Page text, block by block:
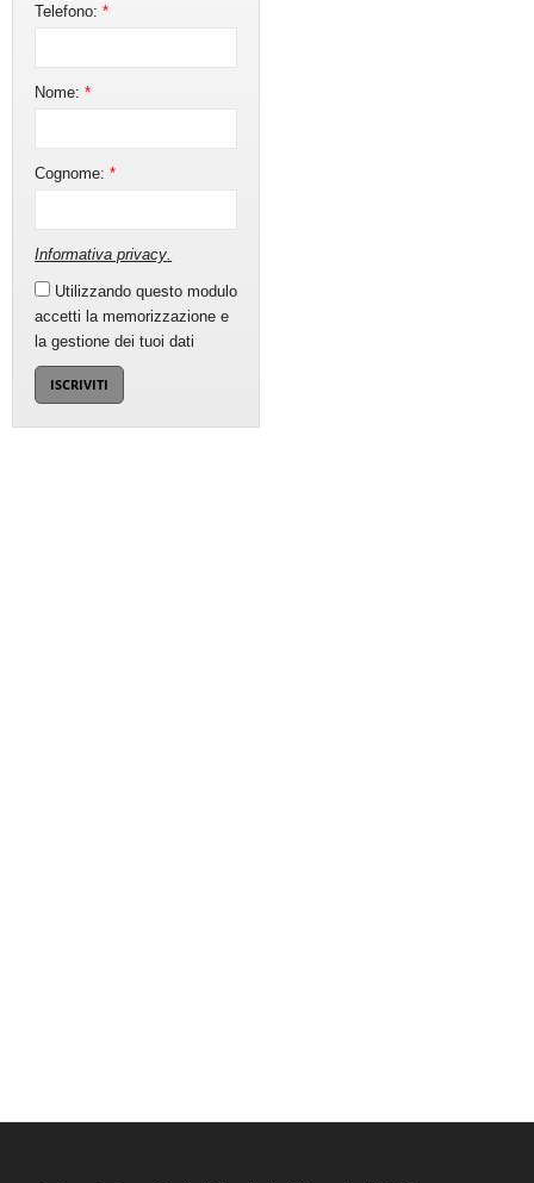
Telefono:*
Nome:*
Cognome:*
Informativa privacy
Utilizzando questo modulo
accetti la memorizzazione e
la gestione dei tuoi dati